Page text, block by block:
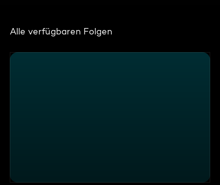
Alle verfügbaren Folgen